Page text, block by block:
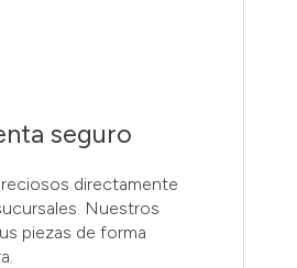
seguro
directamente
Nuestros
piezas de forma